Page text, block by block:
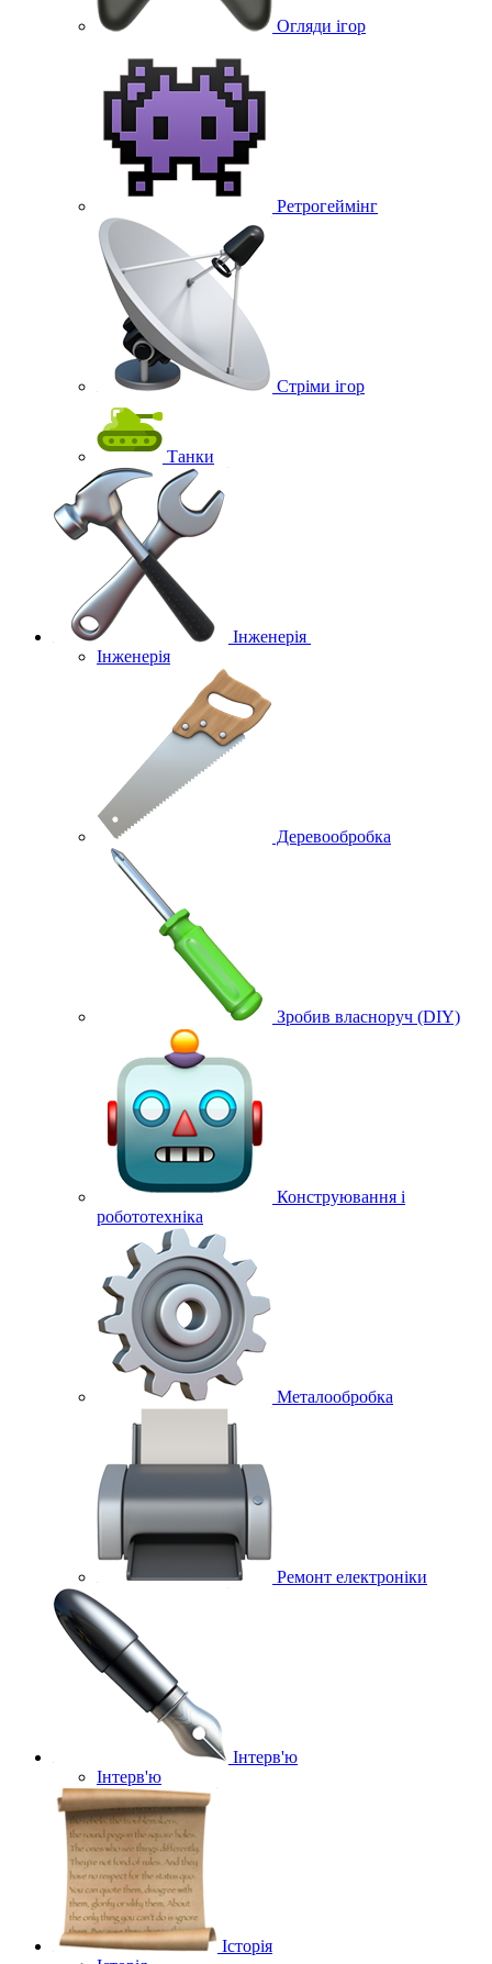
Огляди ігор
Ретрогеймінг
Стріми ігор
Танки
Інженерія
Інженерія
Деревообробка
Зробив власноруч (DIY)
Конструювання і
робототехніка
Металообробка
Ремонт електроніки
Інтерв'ю
Інтерв'ю
Історія